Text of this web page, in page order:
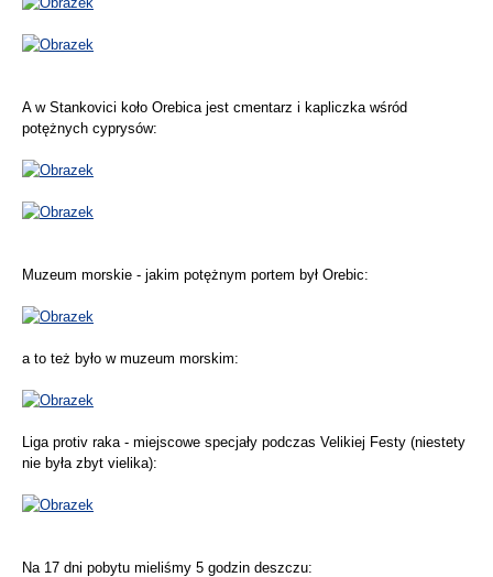
A w Stankovici koło Orebica jest cmentarz i kapliczka wśród
potężnych cyprysów:
Muzeum morskie - jakim potężnym portem był Orebic:
a to też było w muzeum morskim:
Liga protiv raka - miejscowe specjały podczas Velikiej Festy (niestety
nie była zbyt vielika):
Na 17 dni pobytu mieliśmy 5 godzin deszczu: